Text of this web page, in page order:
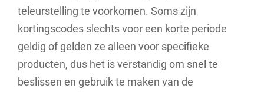
teleurstelling te voorkomen. Soms zijn
kortingscodes slechts voor een korte periode
geldig of gelden ze alleen voor specifieke
producten, dus het is verstandig om snel te
beslissen en gebruik te maken van de